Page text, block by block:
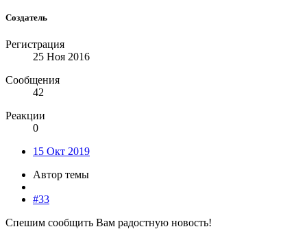
Создатель
Регистрация
25 Ноя 2016
Сообщения
42
Реакции
0
15 Окт 2019
Автор темы
#33
Спешим сообщить Вам радостную новость!